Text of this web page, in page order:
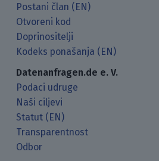
Postani član (EN)
Otvoreni kod
Doprinositelji
Kodeks ponašanja (EN)
Datenanfragen.de e. V.
Podaci udruge
Naši ciljevi
Statut (EN)
Transparentnost
Odbor